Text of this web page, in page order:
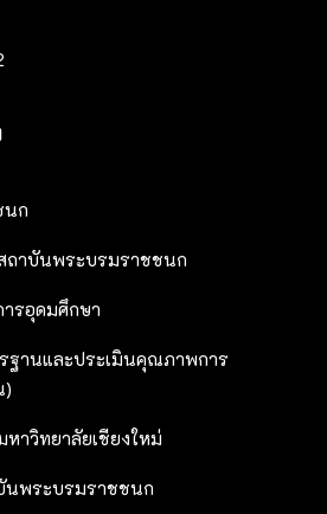
นก
ถาบันพระบรมราชชนก
รอุดมศึกษา
ฐานและประเมินคุณภาพการ
)
าวิทยาลัยเชียงใหม่
นพระบรมราชชนก